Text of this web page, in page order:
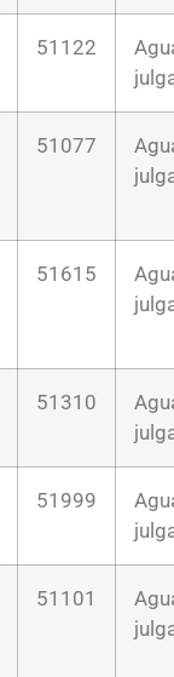
51122
51077
51615
51310
51999
51101